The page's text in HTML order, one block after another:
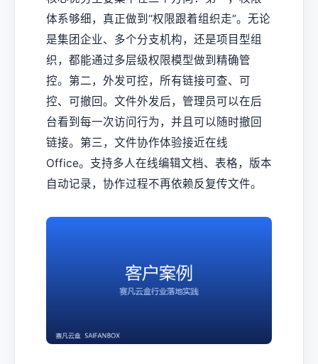
体系够细，真正做到“权限跟着组织走”。无论
是集团企业、多个分支机构，还是项目型组
织，都能通过多层级权限模型做到精确管
控。第二，外发可控，所有链接可查、可
控、可撤回。文件外发后，管理员可以在后
台看到每一次访问行为，并且可以随时撤回
链接。第三，文件协作体验接近在线
Office。支持多人在线编辑文档、表格，版本
自动记录，协作过程不再依赖反复传文件。